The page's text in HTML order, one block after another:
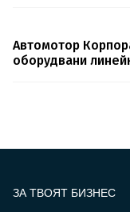
Автомотор
оборудвани
ЗА ТВОЯТ БИЗНЕС